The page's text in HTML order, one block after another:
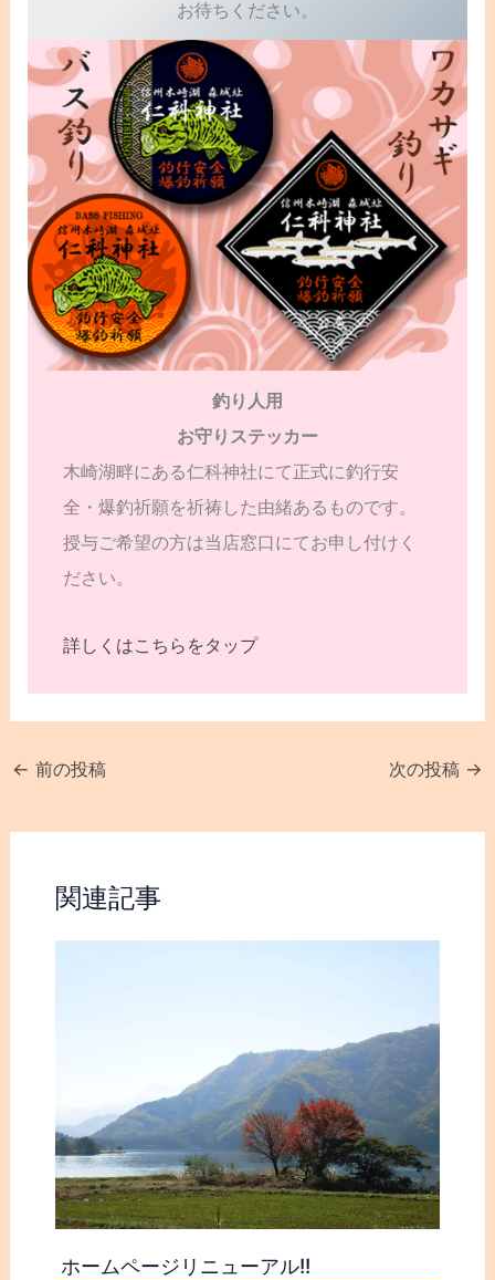
お待ちください。
釣り人用
お守りステッカー
木崎湖畔にある仁科神社にて正式に釣行安
全・爆釣祈願を祈祷した由緒あるものです。
授与ご希望の方は当店窓口にてお申し付けく
ださい。
詳しくはこちらをタップ
← 前の投稿 次の投稿 →
関連記事
ホームページリニューアル!!